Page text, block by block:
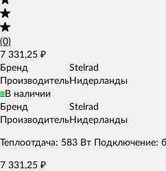
(0)
7 331,25 ₽
Бренд
Stelrad
ПроизводительНидерланды
В наличии
Бренд
Stelrad
ПроизводительНидерланды
Теплоотдача: 583 Вт Подключение:
7 331,25 ₽